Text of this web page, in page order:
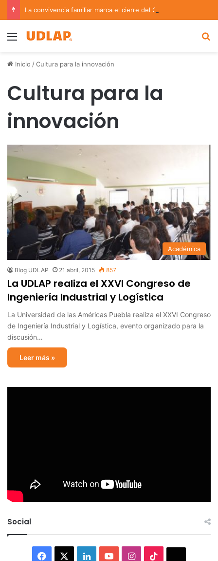
Menu
Inicio /Cultura para la innovación
Cultura para la
innovación
Académica
Blog UDLAP 21 abril, 2015 857
La UDLAP realiza el XXVI Congreso de
Ingeniería Industrial y Logística
La Universidad de las Américas Puebla realiza el XXVI Congreso
de Ingeniería Industrial y Logística, evento organizado para la
discusión…
Leer más »
Social
Facebook LinkedInYouTubeInstagram